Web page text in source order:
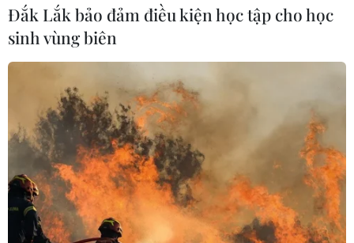
Phát triển vùng nguyên liệu đạt chuẩn để
gạo Việt thành công tại EU
05/08/2022 00:04
Theo Tham tán nông nghiệp Việt Nam tại EU, doanh
nghiệp Việt Nam cần tập trung khai thác tốt hạn ngạch
với thuế suất 0%, trong bối cảnh EU chỉ dành 80.000
tấn cho gạo theo EVFTA.
Đắk Lắk bảo đảm điều kiện học tập cho học
sinh vùng biên